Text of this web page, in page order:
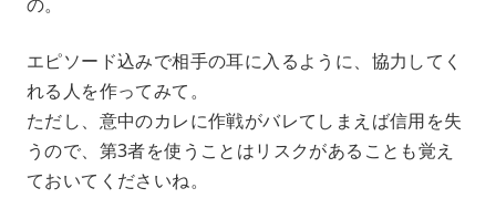
エピソード込みで相手の耳に入るように、協力してく
れる人を作ってみて。
ただし、意中のカレに作戦がバレてしまえば信用を失
うので、第3者を使うことはリスクがあることも覚え
ておいてくださいね。